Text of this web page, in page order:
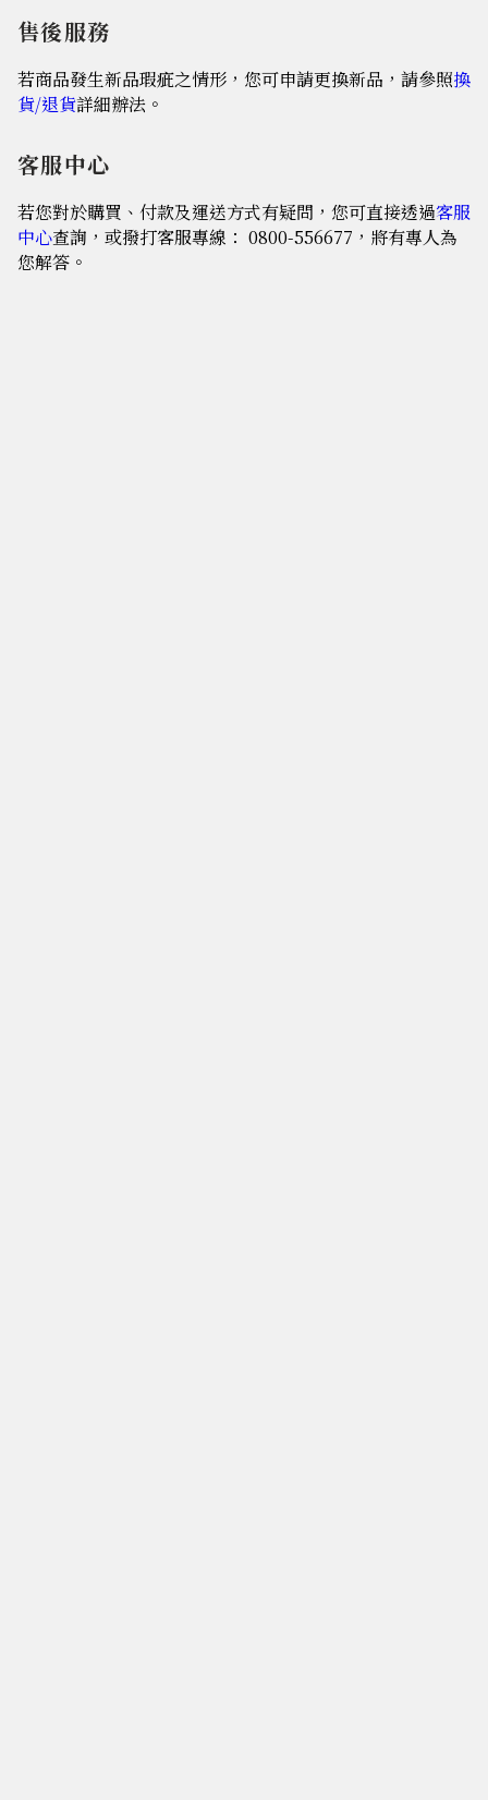
售後服務
若商品發生新品瑕疵之情形，您可申請更換新品，請參照換
貨/退貨詳細辦法。
客服中心
若您對於購買、付款及運送方式有疑問，您可直接透過客服
中心查詢，或撥打客服專線： 0800-556677，將有專人為
您解答。